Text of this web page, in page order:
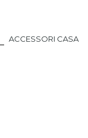
ACCESSORI CASA